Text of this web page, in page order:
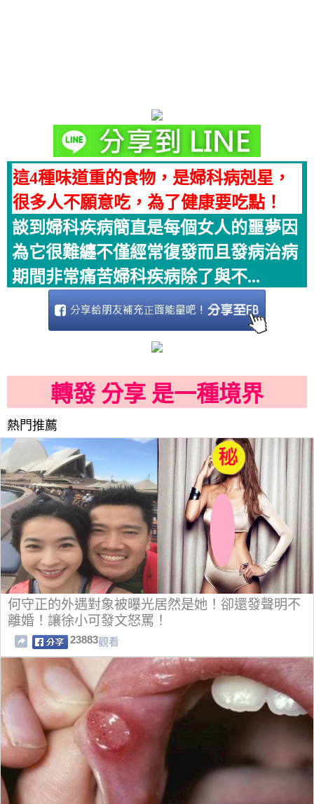
這4種味道重的食物，是婦科病剋星，
很多人不願意吃，為了健康要吃點！
談到婦科疾病簡直是每個女人的噩夢因
為它很難纏不僅經常復發而且發病治病
期間非常痛苦婦科疾病除了與不...
轉發 分享 是一種境界
熱門推薦
何守正的外遇對象被曝光居然是她！卻還發聲明不
離婚！讓徐小可發文怒罵！
23883觀看